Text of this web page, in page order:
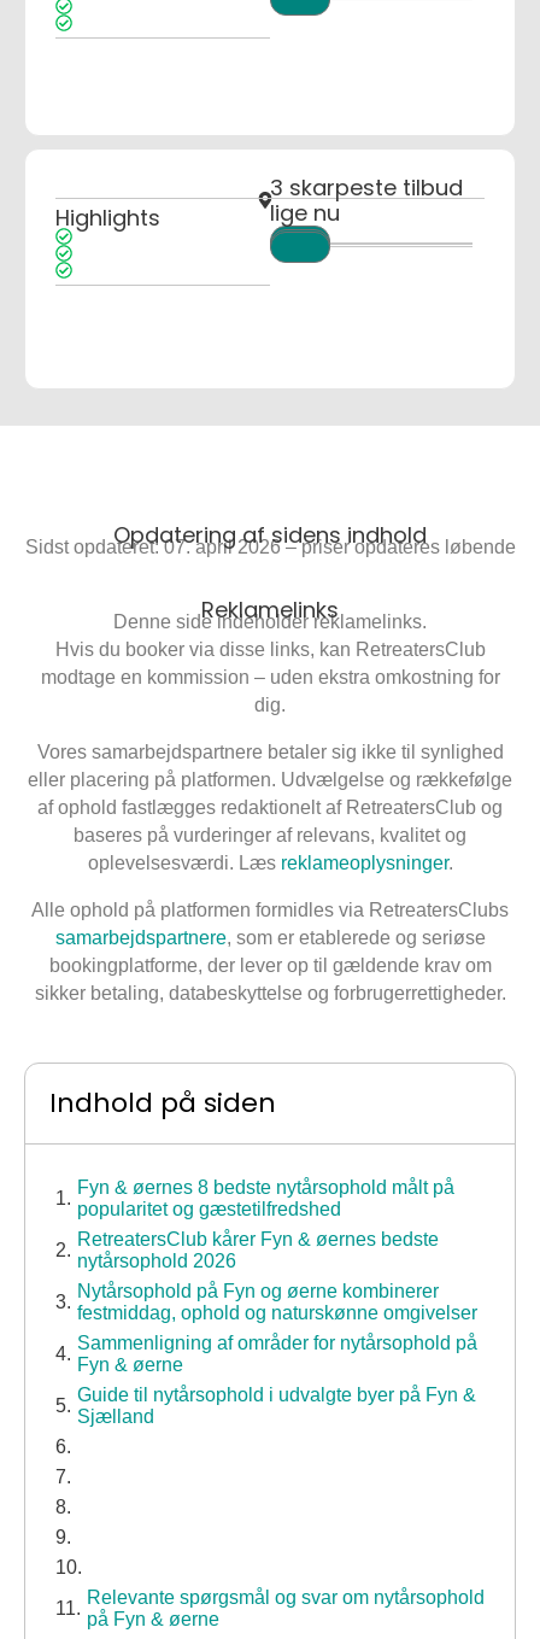
Highlights
3 skarpeste tilbud
lige nu
Opdatering af sidens indhold
Sidst opdateret: 07. april 2026 – priser opdateres løbende
Reklamelinks
Denne side indeholder reklamelinks.
Hvis du booker via disse links, kan RetreatersClub
modtage en kommission – uden ekstra omkostning for
dig.
Vores samarbejdspartnere betaler sig ikke til synlighed
eller placering på platformen. Udvælgelse og rækkefølge
af ophold fastlægges redaktionelt af RetreatersClub og
baseres på vurderinger af relevans, kvalitet og
oplevelsesværdi. Læs reklameoplysninger.
Alle ophold på platformen formidles via RetreatersClubs
samarbejdspartnere, som er etablerede og seriøse
bookingplatforme, der lever op til gældende krav om
sikker betaling, databeskyttelse og forbrugerrettigheder.
Indhold på siden
Fyn & øernes 8 bedste nytårsophold målt på
popularitet og gæstetilfredshed
RetreatersClub kårer Fyn & øernes bedste
nytårsophold 2026
Nytårsophold på Fyn og øerne kombinerer
festmiddag, ophold og naturskønne omgivelser
Sammenligning af områder for nytårsophold på
Fyn & øerne
Guide til nytårsophold i udvalgte byer på Fyn &
Sjælland
Relevante spørgsmål og svar om nytårsophold
på Fyn & øerne